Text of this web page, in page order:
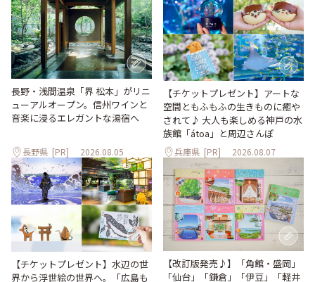
長野・浅間温泉「界 松本」がリニ
ューアルオープン。信州ワインと
音楽に浸るエレガントな湯宿へ
長野県 [PR] 2026.08.05
【チケットプレゼント】アートな
空間ともふもふの生きものに癒や
されて♪ 大人も楽しめる神戸の水
族館「átoa」と周辺さんぽ
兵庫県 [PR] 2026.08.07
【チケットプレゼント】水辺の世
界から浮世絵の世界へ。「広島も
【改訂版発売♪】「角館・盛岡」
「仙台」「鎌倉」「伊豆」「軽井